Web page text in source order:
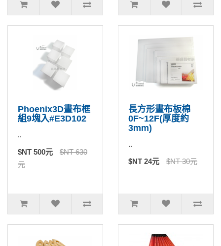
Phoenix3D畫布框
組9塊入#E3D102
..
$NT 500元
$NT 630
元
長方形畫布板棉
0F~12F(厚度約
3mm)
..
$NT 24元 $NT 30元